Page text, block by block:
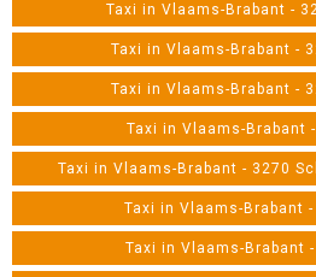
Taxi in Vlaams-Brabant -
Taxi in Vlaams-Brabant -
Taxi in Vlaams-Brabant -
Taxi in Vlaams-Brabant
Taxi in Vlaams-Brabant - 3270
Taxi in Vlaams-Brabant
Taxi in Vlaams-Brabant